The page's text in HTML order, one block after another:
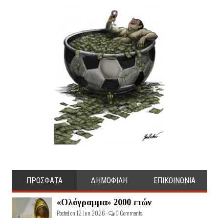
ΠΡΟΣΦΑΤΑ ΔΗΜΟΦΙΛΗ ΕΠΙΚΟΙΝΩΝΙΑ
«Ολόγραμμα» 2000 ετών
Posted on 12 Jun 2026 - 0 Comments